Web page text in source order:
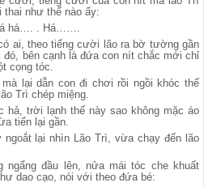
thai như thế nào ấy:
há…. . Há…….
ai, theo tiếng cười lão ra bờ tường gần
bên cạnh là đứa con nít chắc mới chỉ
cọng tóc.
lại dẫn con đi chơi rồi ngồi khóc thế
Trì chép miệng.
trời lạnh thế này sao không mặc áo
tiến lại gần.
lại nhìn Lão Trì, vừa chạy đến lão
đầu lên, nửa mái tóc che khuất
dao cạo, nói với theo đứa bé: